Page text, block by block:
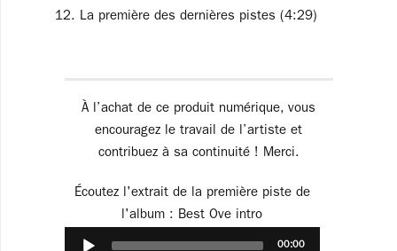
La première des dernières pistes (4:29)
À l’achat de ce produit numérique, vous
encouragez le travail de l’artiste et
contribuez à sa continuité ! Merci.
Écoutez l'extrait de la première piste de
l'album : Best Ove intro
00:00